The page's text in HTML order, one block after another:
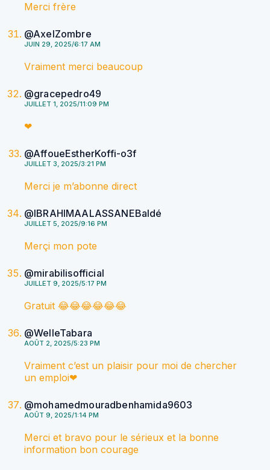
Merci frère
@AxelZombre
JUIN 29, 2025/6:17 AM
Vraiment merci beaucoup
@gracepedro49
JUILLET 1, 2025/11:09 PM
❤
@AffoueEstherKoffi-o3f
JUILLET 3, 2025/3:21 PM
Merci je m’abonne direct
@IBRAHIMAALASSANEBaldé
JUILLET 5, 2025/9:16 PM
Merçi mon pote
@mirabilisofficial
JUILLET 9, 2025/5:17 PM
Gratuit 😂😂😂😂😂😂
@WelleTabara
AOÛT 2, 2025/5:23 PM
Vraiment c’est un plaisir pour moi de chercher
un emploi❤
@mohamedmouradbenhamida9603
AOÛT 9, 2025/1:14 PM
Merci et bravo pour le sérieux et la bonne
information bon courage